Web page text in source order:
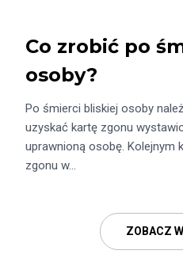
Co zrobić po
osoby?
Po śmierci bliskiej osoby
uzyskać kartę zgonu
uprawnioną osobę. Kolejnym
zgonu w…
ZOBACZ